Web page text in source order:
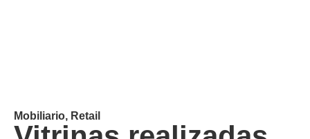
Mobiliario, Retail